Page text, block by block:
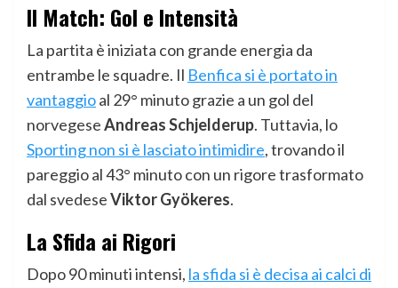
Il Match: Gol e Intensità
La partita è iniziata con grande energia da
entrambe le squadre. Il Benfica si è portato in
vantaggioal 29° minuto grazie a un gol del
norvegeseAndreas Schjelderup. Tuttavia, lo
Sporting non si è lasciato intimidire, trovando il
pareggio al 43° minuto con un rigore trasformato
dal svedeseViktor Gyökeres.
La Sfida ai Rigori
Dopo 90 minuti intensi, la sfida si è decisa ai calci di